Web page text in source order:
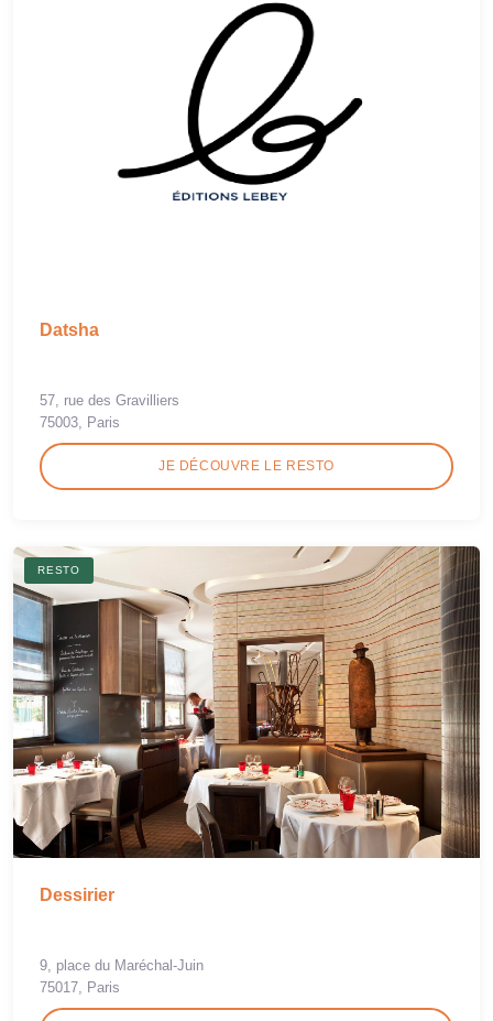
Datsha
57, rue des Gravilliers
75003, Paris
JE DÉCOUVRE LE RESTO
RESTO
Dessirier
9, place du Maréchal-Juin
75017, Paris